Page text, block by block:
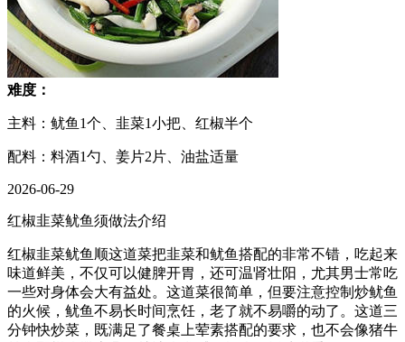
难度：
主料：鱿鱼1个、韭菜1小把、红椒半个
配料：料酒1勺、姜片2片、油盐适量
2026-06-29
红椒韭菜鱿鱼须做法介绍
红椒韭菜鱿鱼顺这道菜把韭菜和鱿鱼搭配的非常不错，吃起来
味道鲜美，不仅可以健脾开胃，还可温肾壮阳，尤其男士常吃
一些对身体会大有益处。这道菜很简单，但要注意控制炒鱿鱼
的火候，鱿鱼不易长时间烹饪，老了就不易嚼的动了。这道三
分钟快炒菜，既满足了餐桌上荤素搭配的要求，也不会像猪牛